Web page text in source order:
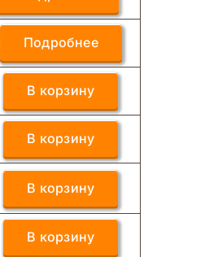
Подробнее
В корзину
В корзину
В корзину
В корзину